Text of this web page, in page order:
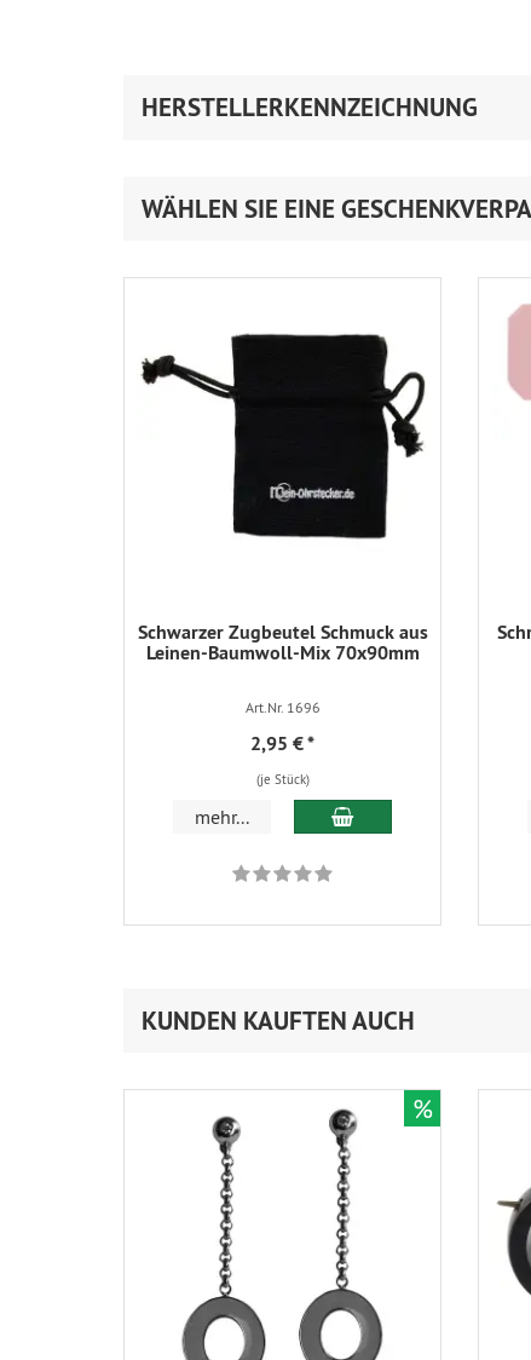
HERSTELLERKENNZEICHNUNG
WÄHLEN SIE EINE
Schwarzer Zugbeutel Schmuck aus
Leinen-Baumwoll-Mix 70x90mm
Art.Nr. 1696
2,95 €*
(je Stück)
mehr... In den Warenkorb
KUNDEN KAUFTEN AUCH
%